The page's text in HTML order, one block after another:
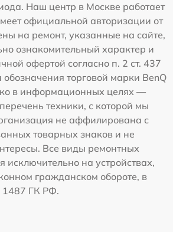
Наш центр в Москве работает
официальной авторизации от
на ремонт, указанные на сайте,
ознакомительный характер и
офертой согласно п. 2 ст. 437
торговой марки BenQ
в информационных целях —
техники, с которой мы
не аффилирована с
товарных знаков и не
Все виды ремонтных
исключительно на устройствах,
гражданском обороте, в
1487 ГК РФ.